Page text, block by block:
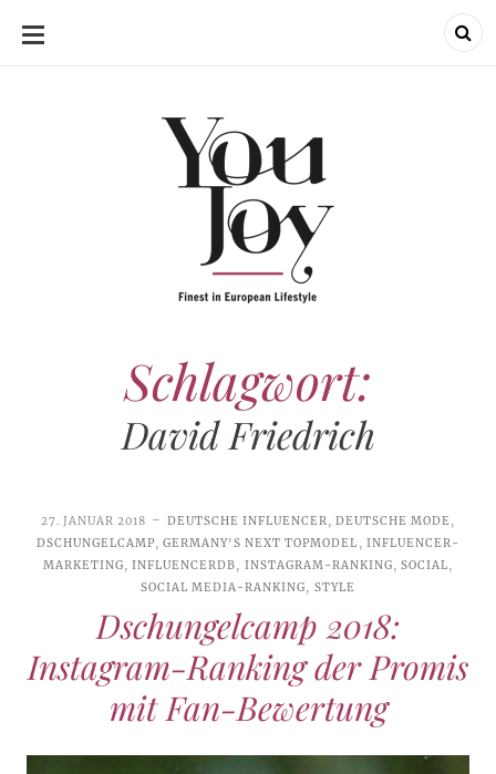
SKIP
Schlagwort:
David Friedrich
27. JANUAR 2018 DEUTSCHE INFLUENCER,DEUTSCHE MODE,
DSCHUNGELCAMP,GERMANY'S NEXT TOPMODEL , INFLUENCER-
MARKETING,INFLUENCERDB, INSTAGRAM-RANKING, SOCIAL,
SOCIAL MEDIA-RANKING, STYLE
Dschungelcamp 2018:
Instagram-Ranking der Promis
mit Fan-Bewertung